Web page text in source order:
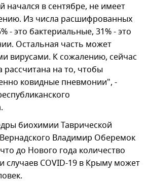
начался в сентябре, не имеет
Из числа расшифрованных
- это бактериальные, 31% - это
Остальная часть может
вирусами. К сожалению, сейчас
рассчитана на то, чтобы
ковидные пневмонии", -
биохимии Таврической
Владимир Оберемок
до Нового года количество
случаев COVID-19 в Крыму может